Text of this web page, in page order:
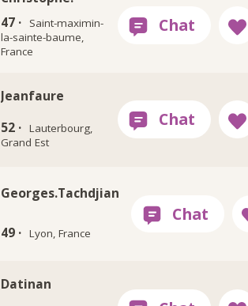
47 ·
Saint-maximin-
la-sainte-baume,
France
Jeanfaure
52 · Lauterbourg,
Grand Est
Georges.Tachdjian
49 · Lyon, France
Datinan